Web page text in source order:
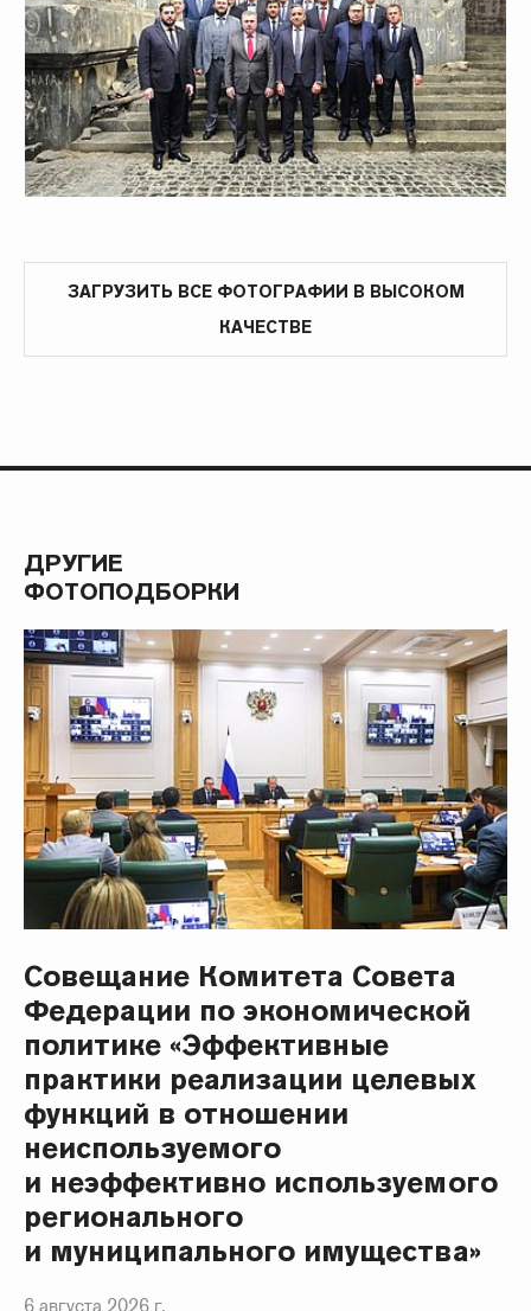
ЗАГРУЗИТЬ ВСЕ ФОТОГРАФИИ В ВЫСОКОМ
КАЧЕСТВЕ
ДРУГИЕ
ФОТОПОДБОРКИ
Совещание Комитета Совета
Федерации по экономической
политике «Эффективные
практики реализации целевых
функций в отношении
неиспользуемого
и неэффективно используемого
регионального
и муниципального имущества»
6 августа 2026 г.